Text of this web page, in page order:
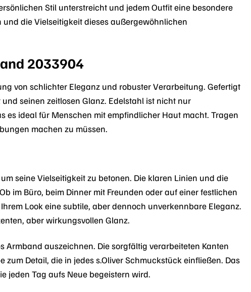
Stil unterstreicht und jedem Outfit eine besondere
die Vielseitigkeit dieses außergewöhnlichen
2033904
von schlichter Eleganz und robuster Verarbeitung. Gefertigt
seinen zeitlosen Glanz. Edelstahl ist nicht nur
ideal für Menschen mit empfindlicher Haut macht. Tragen
machen zu müssen.
seine Vielseitigkeit zu betonen. Die klaren Linien und die
im Büro, beim Dinner mit Freunden oder auf einer festlichen
Look eine subtile, aber dennoch unverkennbare Eleganz.
aber wirkungsvollen Glanz.
Armband auszeichnen. Die sorgfältig verarbeiteten Kanten
Detail, die in jedes s.Oliver Schmuckstück einfließen. Das
jeden Tag aufs Neue begeistern wird.